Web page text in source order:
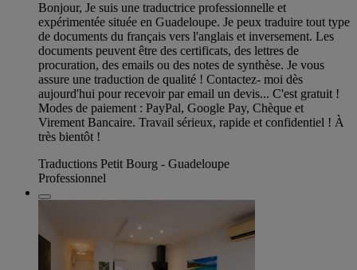
Bonjour, Je suis une traductrice professionnelle et
expérimentée située en Guadeloupe. Je peux traduire tout type
de documents du français vers l'anglais et inversement. Les
documents peuvent être des certificats, des lettres de
procuration, des emails ou des notes de synthèse. Je vous
assure une traduction de qualité ! Contactez- moi dès
aujourd'hui pour recevoir par email un devis... C'est gratuit !
Modes de paiement : PayPal, Google Pay, Chèque et
Virement Bancaire. Travail sérieux, rapide et confidentiel ! À
très bientôt !
Traductions Petit Bourg - Guadeloupe
Professionnel